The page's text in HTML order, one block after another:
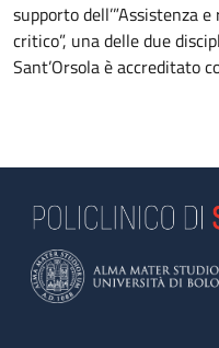
supporto dell’”Assistenza
critico”, una delle due
Sant’Orsola è accreditato